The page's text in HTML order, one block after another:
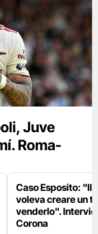
Juve
Roma-
Caso Esposito: "Il
voleva creare un
venderlo".
Corona